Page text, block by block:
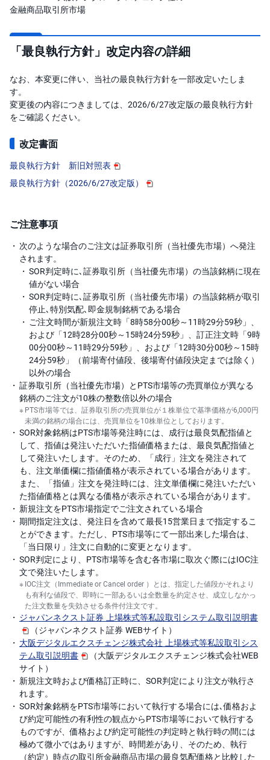
キ
ュ
テ
ィ
・
ト
ン
S
BI
ッ
プ
ロ
ボ
O
B
P
R
O
C
金融商品取引所市場
「最良執行方針」改定内容の詳細
なお、本変更に伴い、当社の最良執行方針を一部改定いたしま
す。
変更後の内容につきましては、2026/6/27改定版の最良執行方針
をご確認ください。
改定書面
最良執行方針 新旧対照表
最良執行方針（2026/6/27改定版）
ご注意事項
次のような場合のご注文は証券取引所（当社優先市場）へ発注
されます。
SOR判定時に､証券取引所（当社優先市場）の当該銘柄に現在
値がない場合
SOR判定時に､証券取引所（当社優先市場）の当該銘柄が取引
停止､特別気配､即金規制銘柄である場合
ご注文時間が新規注文時「8時58分00秒～11時29分59秒」、
および「12時28分00秒～15時24分59秒」、訂正注文時「9時
00分00秒～11時29分59秒」、および「12時30分00秒～15時
24分59秒」（前場寄付値段、後場寄付値段決定までは除く）
以外の場合
証券取引所（当社優先市場）とPTS市場等の売買単位が異なる
銘柄のご注文が10株の整数倍以外の場合
PTS市場等では、証券取引所の売買単位が１株単位で基準価格が6,000円
未満の銘柄の場合には、売買単位を10株単位としております。
SOR対象銘柄はPTS市場等発注時には、成行は最良気配指値と
して、指値は発注いただいた指値価格または、最良気配指値と
して発注いたします。そのため、「成行」注文を発注されて
も、注文単価欄に指値価格が表示されている場合があります。
また、「指値」注文を発注時には、注文単価欄に発注いただい
た指値価格とは異なる価格が表示されている場合があります。
新規注文をPTS市場指定でご注文されている場合
期間指定注文は、発注日を含めて最長15営業日まで指定するこ
とができます。ただし、PTS市場等にて一部出来した場合は、
「当日限り」注文に自動的に変更となります。
SOR判定により、PTS市場等を含む各市場に取次ぐ際にはIOC注
文で発注いたします。
IOC注文（Immediate or Cancel order ）とは、指定した値段かそれより
も有利な値段で、即時に一部あるいは全数量を約定させ、成立しなかっ
た注文数量を失効させる条件付注文です。
ジャパンネクスト証券 上場株式等私設取引システム取引説明書
（ジャパンネクスト証券 WEBサイト）
大阪デジタルエクスチェンジ株式会社 上場株式等私設取引シス
テム取引説明書
（大阪デジタルエクスチェンジ株式会社WEB
サイト）
新規注文時および価格訂正時に、SOR判定により注文が執行さ
れます。
SOR対象銘柄をPTS市場等において執行する場合には､価格およ
び約定可能性の有利性の観点からPTS市場等において執行する
ものですが、価格および約定可能性の判定時と執行時の間には
極めて微小ではありますが、時間差があり、そのため、執行
（約定）時点の取引所金融商品市場の最良気配価格と比較した